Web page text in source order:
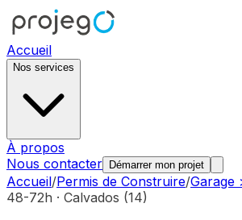
Accueil
Nos services
À propos
Nous contacter
Démarrer mon projet
Accueil/Permis de Construire/Garage
48-72h · Calvados (14)